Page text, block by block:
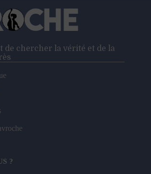
de chercher la vérité et de la
?